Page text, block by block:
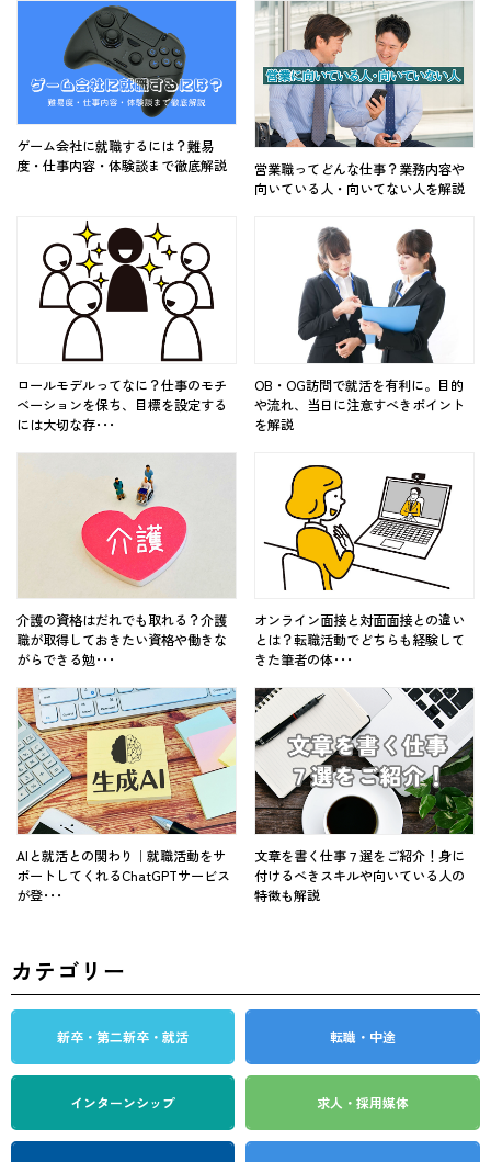
ゲーム会社に就職するには？難易
度・仕事内容・体験談まで徹底解説
営業職ってどんな仕事？業務内容や
向いている人・向いてない人を解説
ロールモデルってなに？仕事のモチ
ベーションを保ち、目標を設定する
には大切な存･･･
OB・OG訪問で就活を有利に。目的
や流れ、当日に注意すべきポイント
を解説
介護の資格はだれでも取れる？介護
職が取得しておきたい資格や働きな
がらできる勉･･･
オンライン面接と対面面接との違い
とは？転職活動でどちらも経験して
きた筆者の体･･･
AIと就活との関わり｜就職活動をサ
ポートしてくれるChatGPTサービス
が登･･･
文章を書く仕事７選をご紹介！身に
付けるべきスキルや向いている人の
特徴も解説
カテゴリー
新卒・第二新卒・就活 転職・中途
インターンシップ 求人・採用媒体